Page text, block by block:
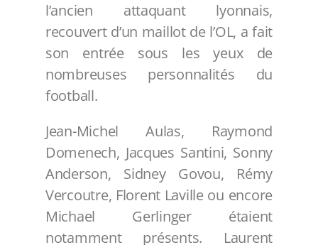
l’ancien attaquant lyonnais,
recouvert d’un maillot de l’OL, a fait
son entrée sous les yeux de
nombreuses personnalités du
football.
Jean-Michel Aulas, Raymond
Domenech, Jacques Santini, Sonny
Anderson, Sidney Govou, Rémy
Vercoutre, Florent Laville ou encore
Michael Gerlinger étaient
notamment présents. Laurent